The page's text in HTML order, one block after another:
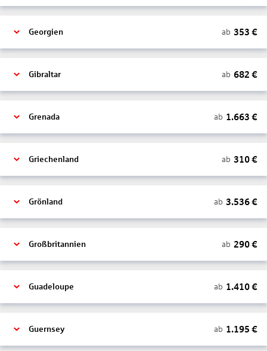
Georgien ab 353 €
Gibraltar ab 682 €
Grenada ab 1.663 €
Griechenland ab 310€
Grönland ab 3.536€
Großbritannien ab 290€
Guadeloupe ab 1.410€
Guernsey ab 1.195 €